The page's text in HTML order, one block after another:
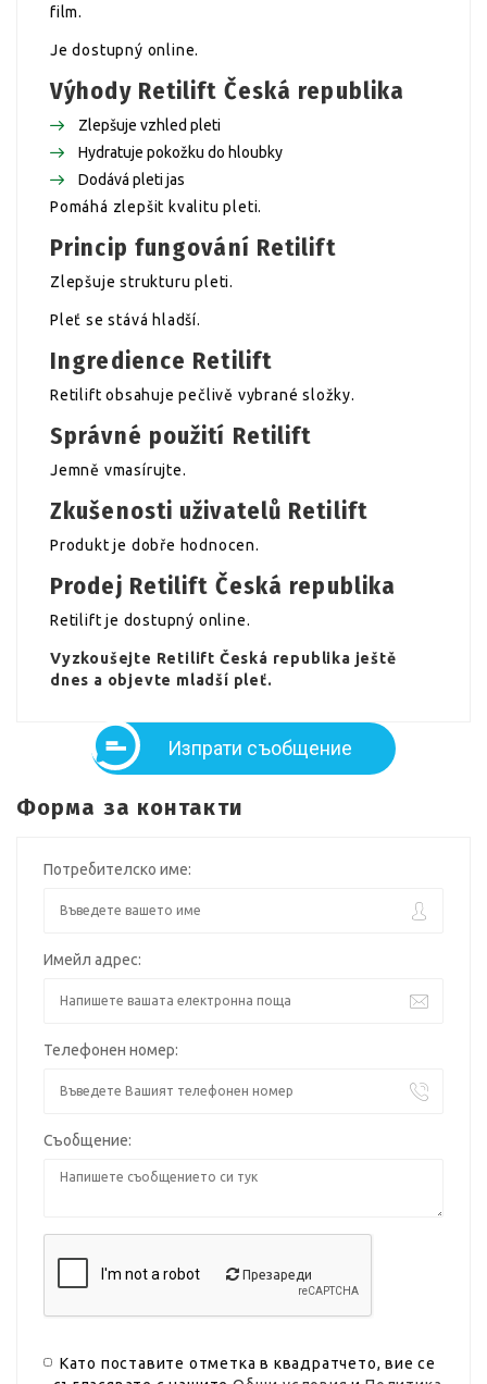
film.
Je dostupný online.
Výhody Retilift Česká republika
Zlepšuje vzhled pleti
Hydratuje pokožku do hloubky
Dodává pleti jas
Pomáhá zlepšit kvalitu pleti.
Princip fungování Retilift
Zlepšuje strukturu pleti.
Pleť se stává hladší.
Ingredience Retilift
Retilift obsahuje pečlivě vybrané složky.
Správné použití Retilift
Jemně vmasírujte.
Zkušenosti uživatelů Retilift
Produkt je dobře hodnocen.
Prodej Retilift Česká republika
Retilift je dostupný online.
Vyzkoušejte Retilift Česká republika ještě
dnes a objevte mladší pleť.
Изпрати съобщение
Форма за контакти
Потребителско име:
Имейл адрес:
Телефонен номер:
Съобщение:
Презареди
Като поставите отметка в квадратчето, вие се